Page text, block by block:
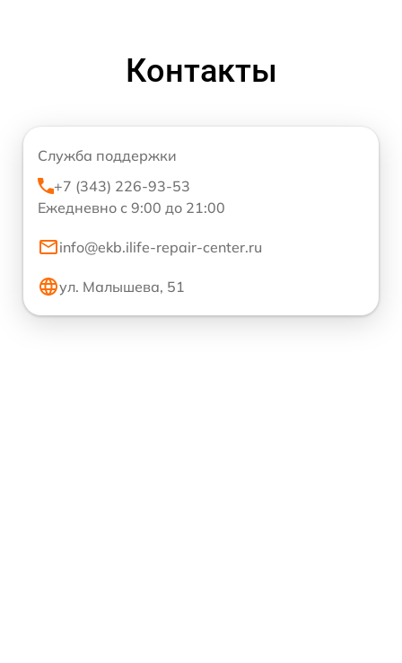
Контакты
Служба поддержки
+7 (343) 226-93-53
Ежедневно с 9:00 до 21:00
info@ekb.ilife-repair-center.ru
ул. Малышева, 51